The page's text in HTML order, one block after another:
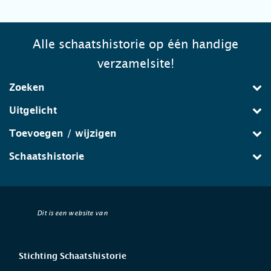
Alle schaatshistorie op één handige
verzamelsite!
Zoeken
Uitgelicht
Toevoegen / wijzigen
Schaatshistorie
Dit is een website van
Stichting Schaatshistorie